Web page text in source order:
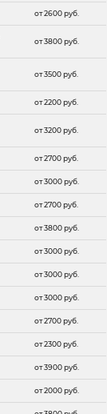
от 2600 руб.
от 3800 руб.
от 3500 руб.
от 2200 руб.
от 3200 руб.
от 2700 руб.
от 3000 руб.
от 2700 руб.
от 3800 руб.
от 3000 руб.
от 3000 руб.
от 3000 руб.
от 2700 руб.
от 2300 руб.
от 3900 руб.
от 2000 руб.